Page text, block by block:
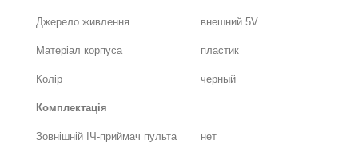
Джерело живлення внешний 5V
Матеріал корпуса пластик
Колір черный
Комплектація
Зовнішній ІЧ-приймач пульта нет